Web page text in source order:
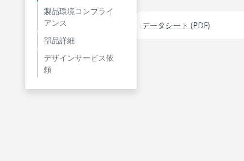
製品環境コンプライ
アンス
部品詳細
デザインサービス依
頼
データシート (PDF)